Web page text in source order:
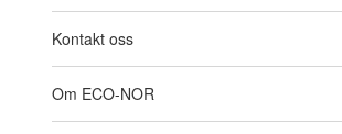
Kontakt oss
Om ECO-NOR